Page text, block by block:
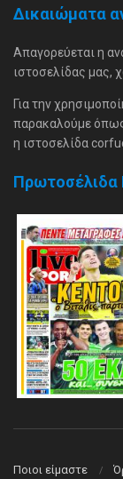
Δικαιώματα
Απαγορεύεται η
ιστοσελίδας μας,
Για την
παρακαλούμε
η ιστοσελίδα
Πρωτοσέλιδα
Ποιοι είμαστε